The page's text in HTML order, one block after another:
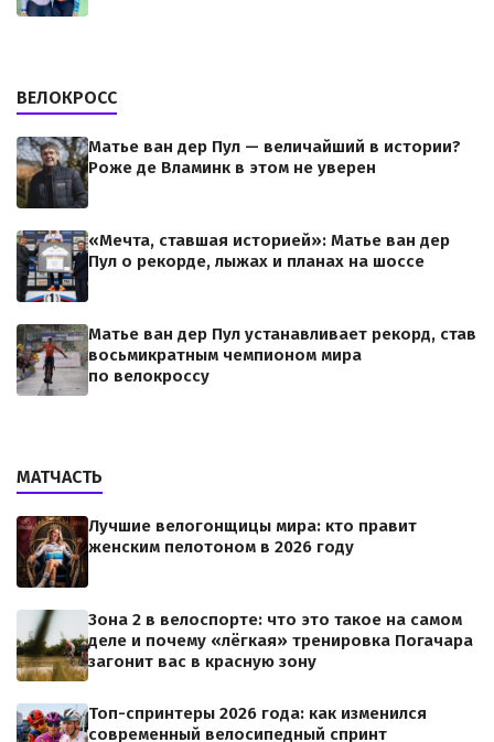
ВЕЛОКРОСС
Матье ван дер Пул — величайший в истории?
Роже де Вламинк в этом не уверен
«Мечта, ставшая историей»: Матье ван дер
Пул о рекорде, лыжах и планах на шоссе
Матье ван дер Пул устанавливает рекорд, став
восьмикратным чемпионом мира
по велокроссу
МАТЧАСТЬ
Лучшие велогонщицы мира: кто правит
женским пелотоном в 2026 году
Зона 2 в велоспорте: что это такое на самом
деле и почему «лёгкая» тренировка Погачара
загонит вас в красную зону
Топ-спринтеры 2026 года: как изменился
современный велосипедный спринт